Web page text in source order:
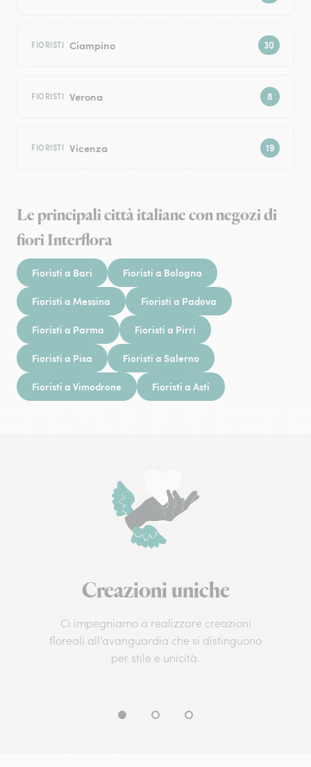
FIORISTI Ciampino
FIORISTI Verona
FIORISTI Vicenza
Le principali città italiane con negozi di
fiori Interflora
Fioristi a Bari Fioristi a Bologna
Fioristi a Messina Fioristi a Padova
Fioristi a Parma Fioristi a Pirri
Fioristi a Pisa Fioristi a Salerno
Fioristi a Vimodrone Fioristi a Asti
Creazioni uniche
Ci impegniamo a realizzare creazioni
floreali all’avanguardia che si distinguono
per stile e unicità.